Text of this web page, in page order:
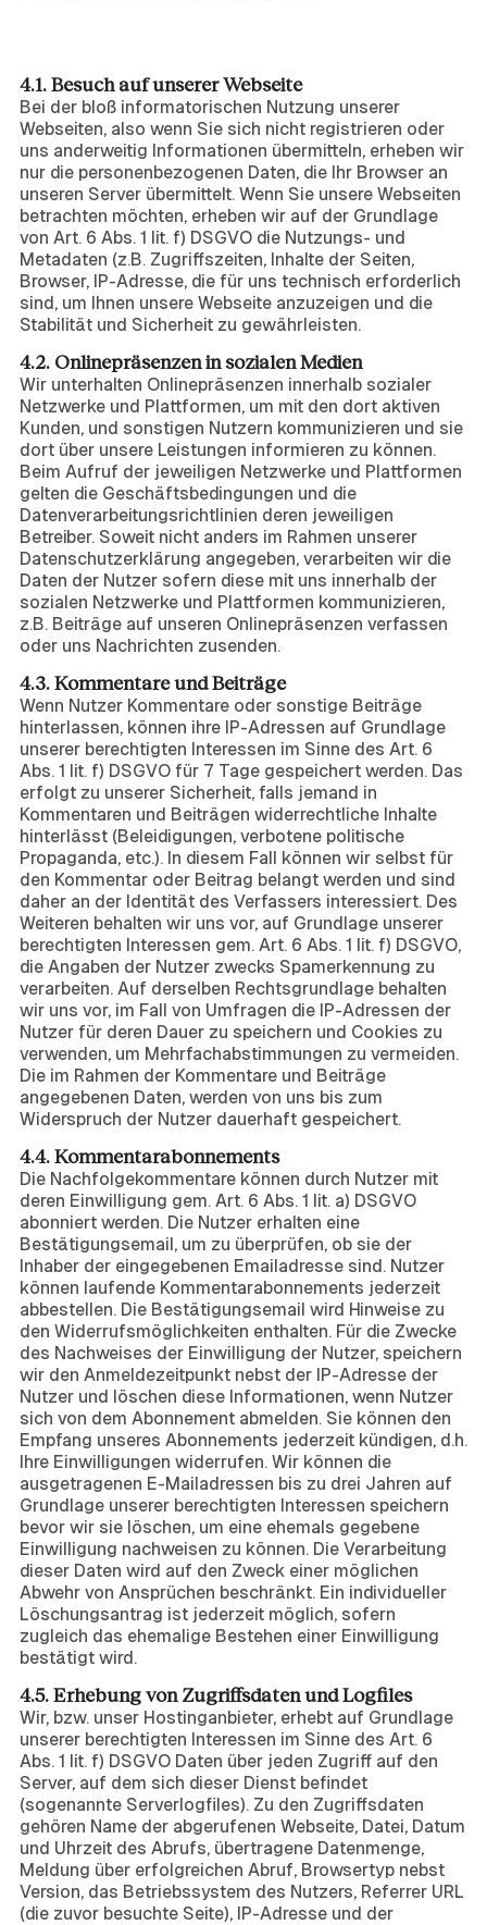
4.1. Besuch auf unserer Webseite
Bei der bloß informatorischen Nutzung unserer
Webseiten, also wenn Sie sich nicht registrieren oder
uns anderweitig Informationen übermitteln, erheben wir
nur die personenbezogenen Daten, die Ihr Browser an
unseren Server übermittelt. Wenn Sie unsere Webseiten
betrachten möchten, erheben wir auf der Grundlage
von Art. 6 Abs. 1 lit. f) DSGVO die Nutzungs- und
Metadaten (z.B. Zugriffszeiten, Inhalte der Seiten,
Browser, IP-Adresse, die für uns technisch erforderlich
sind, um Ihnen unsere Webseite anzuzeigen und die
Stabilität und Sicherheit zu gewährleisten.
4.2. Onlinepräsenzen in sozialen Medien
Wir unterhalten Onlinepräsenzen innerhalb sozialer
Netzwerke und Plattformen, um mit den dort aktiven
Kunden, und sonstigen Nutzern kommunizieren und sie
dort über unsere Leistungen informieren zu können.
Beim Aufruf der jeweiligen Netzwerke und Plattformen
gelten die Geschäftsbedingungen und die
Datenverarbeitungsrichtlinien deren jeweiligen
Betreiber. Soweit nicht anders im Rahmen unserer
Datenschutzerklärung angegeben, verarbeiten wir die
Daten der Nutzer sofern diese mit uns innerhalb der
sozialen Netzwerke und Plattformen kommunizieren,
z.B. Beiträge auf unseren Onlinepräsenzen verfassen
oder uns Nachrichten zusenden.
4.3. Kommentare und Beiträge
Wenn Nutzer Kommentare oder sonstige Beiträge
hinterlassen, können ihre IP-Adressen auf Grundlage
unserer berechtigten Interessen im Sinne des Art. 6
Abs. 1 lit. f) DSGVO für 7 Tage gespeichert werden. Das
erfolgt zu unserer Sicherheit, falls jemand in
Kommentaren und Beiträgen widerrechtliche Inhalte
hinterlässt (Beleidigungen, verbotene politische
Propaganda, etc.). In diesem Fall können wir selbst für
den Kommentar oder Beitrag belangt werden und sind
daher an der Identität des Verfassers interessiert. Des
Weiteren behalten wir uns vor, auf Grundlage unserer
berechtigten Interessen gem. Art. 6 Abs. 1 lit. f) DSGVO,
die Angaben der Nutzer zwecks Spamerkennung zu
verarbeiten. Auf derselben Rechtsgrundlage behalten
wir uns vor, im Fall von Umfragen die IP-Adressen der
Nutzer für deren Dauer zu speichern und Cookies zu
verwenden, um Mehrfachabstimmungen zu vermeiden.
Die im Rahmen der Kommentare und Beiträge
angegebenen Daten, werden von uns bis zum
Widerspruch der Nutzer dauerhaft gespeichert.
4.4. Kommentarabonnements
Die Nachfolgekommentare können durch Nutzer mit
deren Einwilligung gem. Art. 6 Abs. 1 lit. a) DSGVO
abonniert werden. Die Nutzer erhalten eine
Bestätigungsemail, um zu überprüfen, ob sie der
Inhaber der eingegebenen Emailadresse sind. Nutzer
können laufende Kommentarabonnements jederzeit
abbestellen. Die Bestätigungsemail wird Hinweise zu
den Widerrufsmöglichkeiten enthalten. Für die Zwecke
des Nachweises der Einwilligung der Nutzer, speichern
wir den Anmeldezeitpunkt nebst der IP-Adresse der
Nutzer und löschen diese Informationen, wenn Nutzer
sich von dem Abonnement abmelden. Sie können den
Empfang unseres Abonnements jederzeit kündigen, d.h.
Ihre Einwilligungen widerrufen. Wir können die
ausgetragenen E-Mailadressen bis zu drei Jahren auf
Grundlage unserer berechtigten Interessen speichern
bevor wir sie löschen, um eine ehemals gegebene
Einwilligung nachweisen zu können. Die Verarbeitung
dieser Daten wird auf den Zweck einer möglichen
Abwehr von Ansprüchen beschränkt. Ein individueller
Löschungsantrag ist jederzeit möglich, sofern
zugleich das ehemalige Bestehen einer Einwilligung
bestätigt wird.
4.5. Erhebung von Zugriffsdaten und Logfiles
Wir, bzw. unser Hostinganbieter, erhebt auf Grundlage
unserer berechtigten Interessen im Sinne des Art. 6
Abs. 1 lit. f) DSGVO Daten über jeden Zugriff auf den
Server, auf dem sich dieser Dienst befindet
(sogenannte Serverlogfiles). Zu den Zugriffsdaten
gehören Name der abgerufenen Webseite, Datei, Datum
und Uhrzeit des Abrufs, übertragene Datenmenge,
Meldung über erfolgreichen Abruf, Browsertyp nebst
Version, das Betriebssystem des Nutzers, Referrer URL
(die zuvor besuchte Seite), IP-Adresse und der